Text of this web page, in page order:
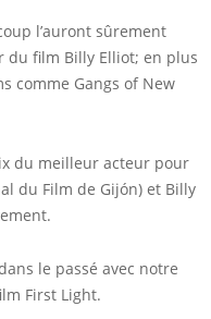
l’auront sûrement
film Billy Elliot; en plus
comme Gangs of New
du meilleur acteur pour
du Film de Gijón) et Billy
le passé avec notre
First Light.